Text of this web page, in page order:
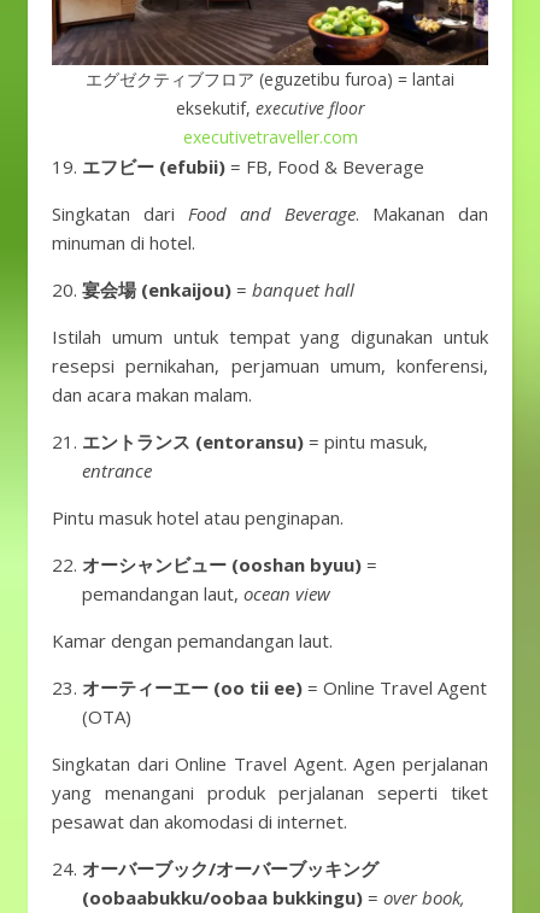
エグゼクティブフロア (eguzetibu furoa) = lantai
eksekutif, executive floor
executivetraveller.com
エフビー (efubii) = FB, Food & Beverage
Singkatan dari Food and Beverage. Makanan dan
minuman di hotel.
宴会場 (enkaijou) = banquet hall
Istilah umum untuk tempat yang digunakan untuk
resepsi pernikahan, perjamuan umum, konferensi,
dan acara makan malam.
エントランス (entoransu) = pintu masuk,
entrance
Pintu masuk hotel atau penginapan.
オーシャンビュー (ooshan byuu) =
pemandangan laut, ocean view
Kamar dengan pemandangan laut.
オーティーエー (oo tii ee) = Online Travel Agent
(OTA)
Singkatan dari Online Travel Agent. Agen perjalanan
yang menangani produk perjalanan seperti tiket
pesawat dan akomodasi di internet.
オーバーブック/オーバーブッキング
(oobaabukku/oobaa bukkingu) = over book,